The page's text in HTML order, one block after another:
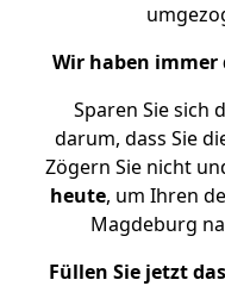
Wir haben immer
Sparen Sie sich
darum, dass Sie
Zögern Sie nicht
heute, um Ihren
Magdeburg
Füllen Sie jetzt